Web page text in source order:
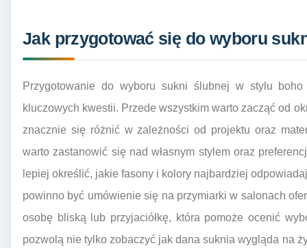
Jak przygotować się do wyboru
Przygotowanie do wyboru sukni ślubnej w stylu
kluczowych kwestii. Przede wszystkim warto zacząć od
znacznie się różnić w zależności od projektu oraz
warto zastanowić się nad własnym stylem oraz
lepiej określić, jakie fasony i kolory najbardziej
powinno być umówienie się na przymiarki w salonach
osobę bliską lub przyjaciółkę, która pomoże ocenić
pozwolą nie tylko zobaczyć jak dana suknia wygląda na